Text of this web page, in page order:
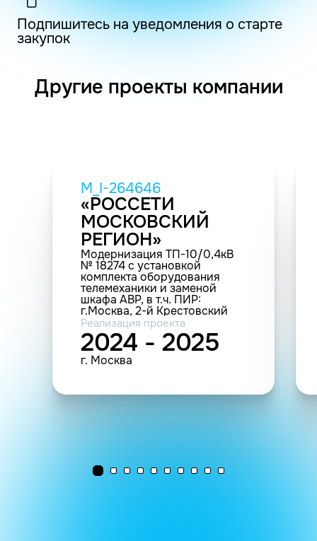
Подпишитесь на уведомления о старте
закупок
Другие проекты компании
M_I-264646
«РОССЕТИ
МОСКОВСКИЙ
РЕГИОН»
Модернизация ТП-10/0,4кВ
№ 18274 с установкой
комплекта оборудования
телемеханики и заменой
шкафа АВР, в т.ч. ПИР:
г.Москва, 2-й Крестовский
переулок, д.8, стр.2 (9 шт.
(прочие))
Реализация проекта
2024 - 2025
г. Москва